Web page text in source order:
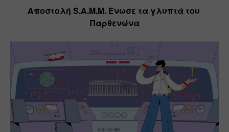
Αποστολή S.A.M.M. Ένωσε τα γλυπτά του
Παρθενώνα